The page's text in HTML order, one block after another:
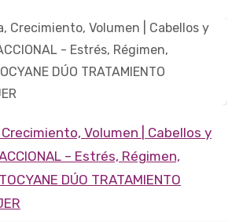
– Estrés, Régimen,
DÚO TRATAMIENTO